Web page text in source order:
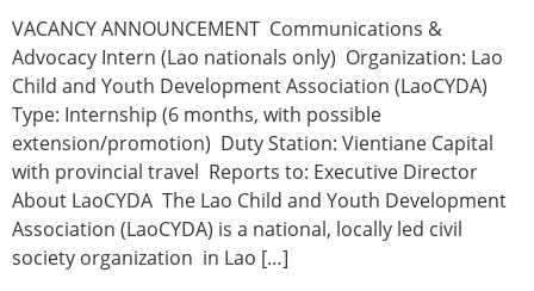
VACANCY ANNOUNCEMENT Communications &
Advocacy Intern (Lao nationals only) Organization: Lao
Child and Youth Development Association (LaoCYDA)
Type: Internship (6 months, with possible
extension/promotion) Duty Station: Vientiane Capital
with provincial travel Reports to: Executive Director
About LaoCYDA The Lao Child and Youth Development
Association (LaoCYDA) is a national, locally led civil
society organization in Lao […]